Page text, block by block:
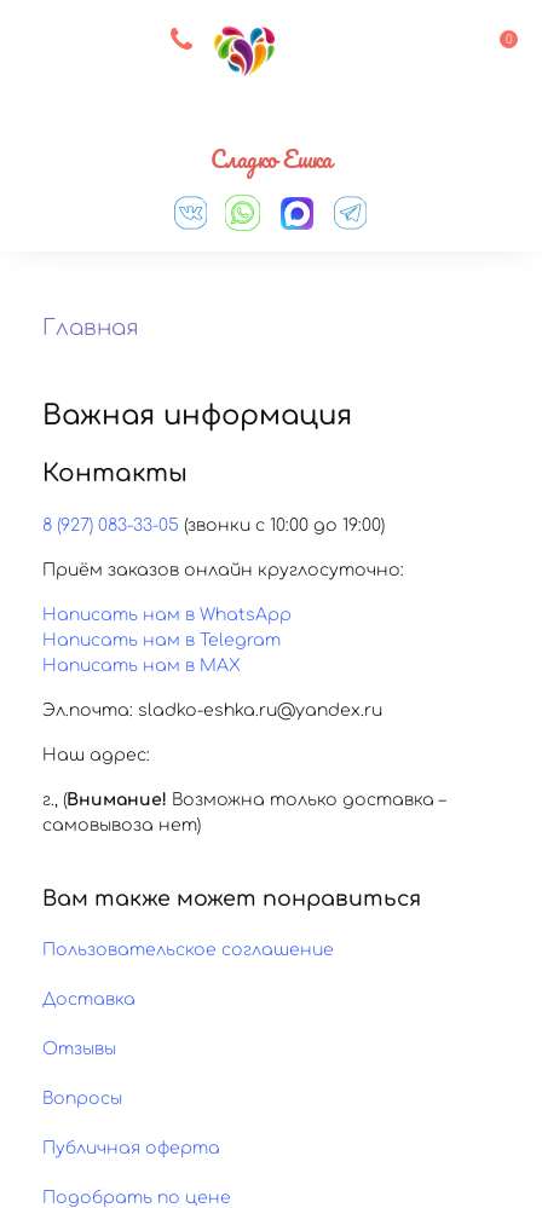
8 927 083 33 05 0
Сладко Ешка
Главная
Важная информация
Контакты
8 (927) 083-33-05 (звонки с 10:00 до 19:00)
Приём заказов онлайн круглосуточно:
Написать нам в WhatsApp
Написать нам в Telegram
Написать нам в MAX
Эл.почта: sladko-eshka.ru@yandex.ru
Наш адрес:
г. , (Внимание! Возможна только доставка –
самовывоза нет)
Вам также может понравиться
Пользовательское соглашение
Доставка
Отзывы
Вопросы
Публичная оферта
Подобрать по цене